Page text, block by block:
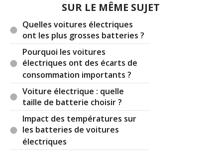
SUR LE MÊME SUJET
Quelles voitures électriques
ont les plus grosses batteries ?
Pourquoi les voitures
électriques ont des écarts de
consommation importants ?
Voiture électrique : quelle
taille de batterie choisir ?
Impact des températures sur
les batteries de voitures
électriques